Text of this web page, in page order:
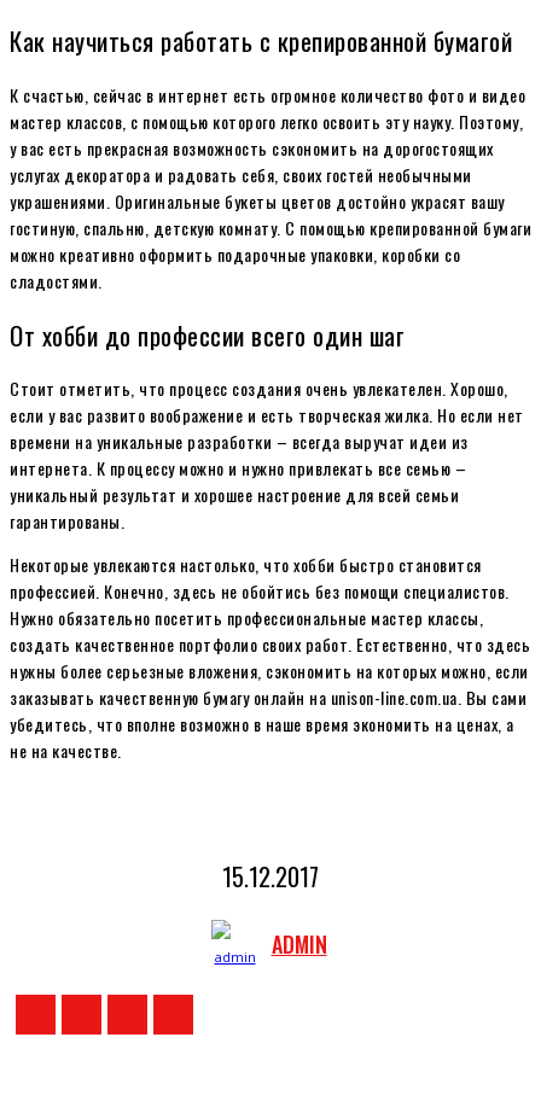
Как научиться работать с крепированной бумагой
К счастью, сейчас в интернет есть огромное количество фото и видео
мастер классов, с помощью которого легко освоить эту науку. Поэтому,
у вас есть прекрасная возможность сэкономить на дорогостоящих
услугах декоратора и радовать себя, своих гостей необычными
украшениями. Оригинальные букеты цветов достойно украсят вашу
гостиную, спальню, детскую комнату. С помощью крепированной бумаги
можно креативно оформить подарочные упаковки, коробки со
сладостями.
От хобби до профессии всего один шаг
Стоит отметить, что процесс создания очень увлекателен. Хорошо,
если у вас развито воображение и есть творческая жилка. Но если нет
времени на уникальные разработки – всегда выручат идеи из
интернета. К процессу можно и нужно привлекать все семью –
уникальный результат и хорошее настроение для всей семьи
гарантированы.
Некоторые увлекаются настолько, что хобби быстро становится
профессией. Конечно, здесь не обойтись без помощи специалистов.
Нужно обязательно посетить профессиональные мастер классы,
создать качественное портфолио своих работ. Естественно, что здесь
нужны более серьезные вложения, сэкономить на которых можно, если
заказывать качественную бумагу онлайн на unison-line.com.ua. Вы сами
убедитесь, что вполне возможно в наше время экономить на ценах, а
не на качестве.
15.12.2017
ADMIN